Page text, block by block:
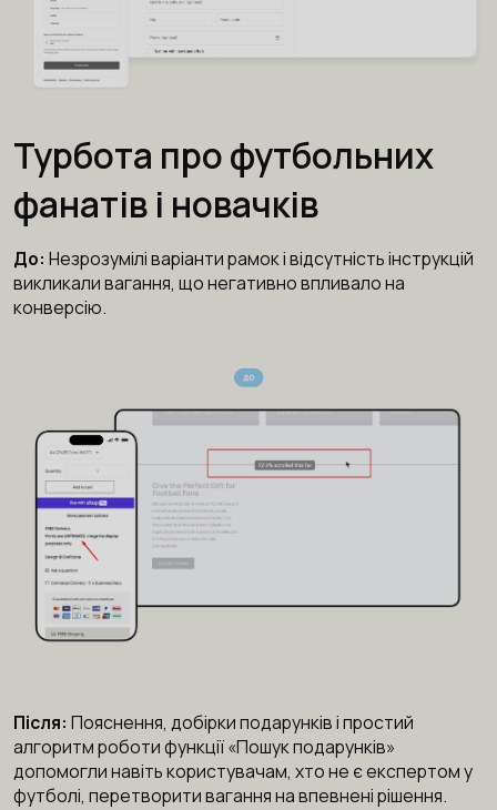
Турбота про футбольних
фанатів і новачків
До: Незрозумілі варіанти рамок і відсутність інструкцій
викликали вагання, що негативно впливало на
конверсію.
Після: Пояснення, добірки подарунків і простий
алгоритм роботи функції «Пошук подарунків»
допомогли навіть користувачам, хто не є експертом у
футболі, перетворити вагання на впевнені рішення.